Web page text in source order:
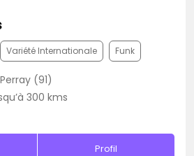
Variété Internationale Funk
(91)
300 kms
Profil